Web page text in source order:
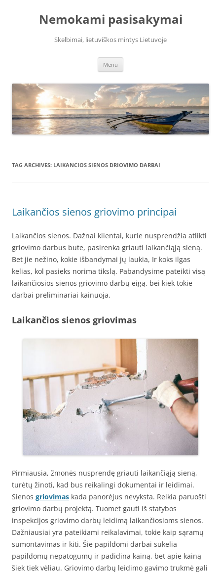
Nemokami pasisakymai
Skelbimai, lietuviškos mintys Lietuvoje
Menu
TAG ARCHIVES: LAIKANCIOS SIENOS DRIOVIMO DARBAI
Laikančios sienos griovimo principai
Laikančios sienos. Dažnai klientai, kurie nusprendžia atlikti
griovimo darbus bute, pasirenka griauti laikančiąją sieną.
Bet jie nežino, kokie išbandymai jų laukia, Ir koks ilgas
kelias, kol pasieks norima tikslą. Pabandysime pateikti visą
laikančiosios sienos griovimo darbų eigą, bei kiek tokie
darbai preliminariai kainuoja.
Laikančios sienos griovimas
Pirmiausia, žmonės nusprendę griauti laikančiąją sieną,
turėtų žinoti, kad bus reikalingi dokumentai ir leidimai.
Sienos griovimas kada panorėjus nevyksta. Reikia paruošti
griovimo darbų projektą. Tuomet gauti iš statybos
inspekcijos griovimo darbų leidimą laikančiosioms sienos.
Dažniausiai yra pateikiami reikalavimai, tokie kaip sąramų
sumontavimas ir kiti. Šie papildomi darbai sukelia
papildomų nepatogumų ir padidina kainą, bet apie kainą
šiek tiek vėliau. Griovimo darbų leidimo gavimo trukmė gali